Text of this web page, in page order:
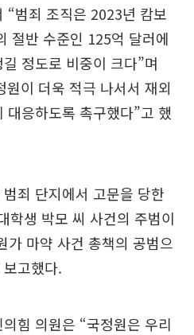
“범죄 조직은 2023년 캄보
절반 수준인 125억 달러에
정도로 비중이 크다”며
이 더욱 적극 나서서 재외
대응하도록 촉구했다”고 했
죄 단지에서 고문을 당한
학생 박모 씨 사건의 주범이
가 마약 사건 총책의 공범으
고했다.
힘 의원은 “국정원은 우리